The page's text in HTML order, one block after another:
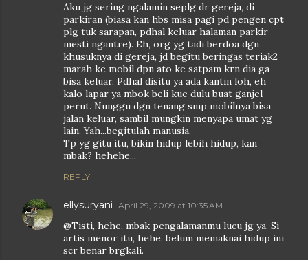
Aku jg sering ngalamin seplg dr gereja, di
parkiran (biasa kan hbs misa pagi pd pengen cpt
plg tuk sarapan, pdhal keluar halaman parkir
mesti ngantre). Eh, org yg tadi berdoa dgn
khusuknya di gereja, jd begitu beringas teriak2
marah ke mobil dpn ato ke satpam krn dia ga
bisa keluar. Pdhal disitu ya ada kantin loh, eh
kalo lapar ya mbok beli kue dulu buat ganjel
perut. Nunggu dgn tenang smp mobilnya bisa
jalan keluar, sambil mungkin menyapa umat yg
lain. Yah...begitulah manusia.
Tp yg gitu itu, bikin hidup lebih hidup, kan
mbak? hehehe...
REPLY
ellysuryani April 29, 2009 at 10:35 AM
@Tisti, hehe, mbak pengalamanmu lucu jg ya. Si
artis menor itu, hehe, belum memaknai hidup ini
scr benar brgkali.